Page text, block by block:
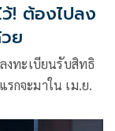
! ต้องไปลง
ย
งทะเบียนรับสิทธิ
รกจะมาใน เม.ย.